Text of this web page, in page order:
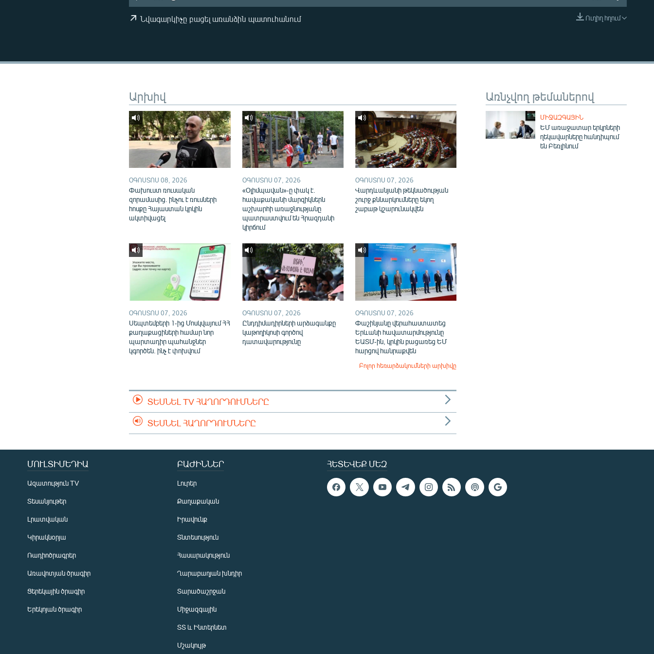
EMBED
Ուղիղ հղում
Նվագարկիչը բացել առանձին պատուհանում
Առնչվող թեմաներով
ՄԻՋԱԶԳԱՅԻՆ
ԵՄ առաջատար երկրների
ղեկավարները հանդիպում
են Բեռլինում
Արխիվ
ՕԳՈՍՏՈՍ 08, 2026
Փախուստ ռուսական
զորամասից. ինչու է ռուսների
հոսքը Հայաստան կրկին
ակտիվացել
ՕԳՈՍՏՈՍ 07, 2026
«Օլիմպավան»-ը փակ է.
հավաքականի մարզիկներն
աշխարհի առաջնությանը
պատրաստվում են Հրազդանի
կիրճում
ՕԳՈՍՏՈՍ 07, 2026
Վարդևանյանի թեկնածության
շուրջ քննարկումները եկող
շաբաթ կշարունակվեն
ՕԳՈՍՏՈՍ 07, 2026
Սեպտեմբերի 1-ից Մոսկվայում ՀՀ
քաղաքացիների համար նոր
պարտադիր պահանջներ
կգործեն. ինչ է փոխվում
ՕԳՈՍՏՈՍ 07, 2026
Ընդդիմադիրների արձագանքը
կաթողիկոսի գործով
դատավարությունը
ՕԳՈՍՏՈՍ 07, 2026
Փաշինյանը վերահաստատեց
Երևանի հավատարմությունը
ԵԱՏՄ-ին, կրկին բացառեց ԵՄ
հարցով հանրաքվեն
Բոլոր հեռարձակումների արխիվը
ՏԵՍՆԵԼ TV ՀԱՂՈՐԴՈՒՄՆԵՐԸ
ՏԵՍՆԵԼ ՀԱՂՈՐԴՈՒՄՆԵՐԸ
ՀԵՏԵՎԵՔ ՄԵԶ
ՄՈՒԼՏԻՄԵԴԻԱ
Ազատություն TV
Տեսանյութեր
Լրատվական
Կիրակնօրյա
Ռադիոծրագրեր
Առավոտյան ծրագիր
Ցերեկային ծրագիր
Երեկոյան ծրագիր
ԲԱԺԻՆՆԵՐ
Լուրեր
Քաղաքական
Իրավունք
Տնտեսություն
Հասարակություն
Ղարաբաղյան խնդիր
Տարածաշրջան
Միջազգային
ՏՏ և Ինտերնետ
Մշակույթ